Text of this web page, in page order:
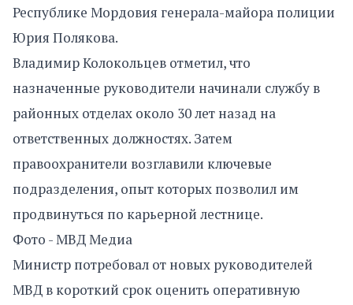
Республике Мордовия генерала-майора полиции
Юрия Полякова.
Владимир Колокольцев отметил, что
назначенные руководители начинали службу в
районных отделах около 30 лет назад на
ответственных должностях. Затем
правоохранители возглавили ключевые
подразделения, опыт которых позволил им
продвинуться по карьерной лестнице.
Фото - МВД Медиа
Министр потребовал от новых руководителей
МВД в короткий срок оценить оперативную